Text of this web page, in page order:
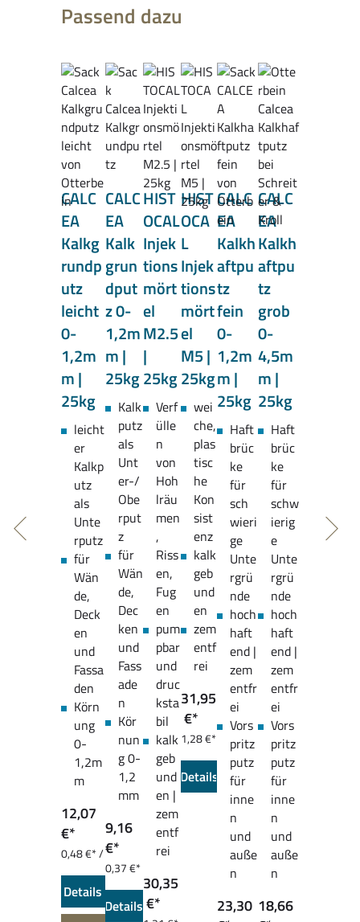
Produktgalerie überspringen
Passend dazu
CALC
EA
Kalkg
rundp
utz
leicht
0-
1,2m
m |
25kg
leicht
er
Kalkp
utz
als
Unte
rputz
für
Wän
de,
Deck
en
und
Fassa
den
Körn
ung
0-
1,2m
m
12,07
€*
0,48 €* /
Details
CALC
EA
Kalk
grun
dput
z 0-
1,2m
m |
25kg
Kalk
putz
als
Unt
er-/
Obe
rput
z
für
Wän
de,
Dec
ken
und
Fass
ade
n
Kör
nun
g 0-
1,2
mm
9,16
€*
0,37 €*
Details
HIST
OCAL
Injek
tions
mört
el
M2.5
|
25kg
Verf
ülle
n
von
Hoh
lräu
men
,
Riss
en,
Fug
en
pum
pbar
und
druc
ksta
bil
kalk
geb
und
en |
zem
entf
rei
30,35
€*
HIST
OCA
L
Injek
tions
mört
el
M5 |
25kg
wei
che,
plas
tisc
he
Kon
sist
enz
kalk
geb
und
en
zem
entf
rei
31,95
€*
1,28 €*
Details
CALC
EA
Kalkh
aftpu
tz
fein
0-
1,2m
m |
25kg
Haft
brüc
ke
für
sch
wieri
ge
Unte
rgrü
nde
hoch
haft
end |
zem
entfr
ei
Vors
pritz
putz
für
inne
n
und
auße
n
23,30
CALC
EA
Kalkh
aftpu
tz
grob
0-
4,5m
m |
25kg
Haft
brüc
ke
für
schw
ierig
e
Unte
rgrü
nde
hoch
haft
end |
zem
entfr
ei
Vors
pritz
putz
für
inne
n
und
auße
n
18,66